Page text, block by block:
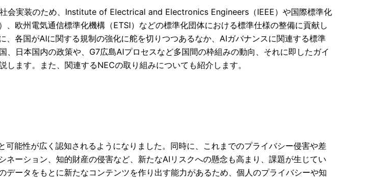
会実装のため、Institute of Electrical and Electronics Engineers（IEEE）や国際標準化
、欧州電気通信標準化機構（ETSI）などの標準化団体における標準仕様の整備に貢献し
、各国がAIに関する規制の強化に舵を切りつつあるなか、AIガバナンスに関連する標準
、日本国内の政策や、G7広島AIプロセスなど多国間の枠組みの動向、それに即したガイ
します。また、関連するNECの取り組みについても紹介します。
可能性が広く認知されるようになりました。同時に、これまでのプライバシー侵害や差
ネーション、知的財産の侵害など、新たなAIリスクへの懸念も高まり、課題が生じてい
データをもとに新たなコンテンツを作り出す能力があるため、個人のプライバシーや知